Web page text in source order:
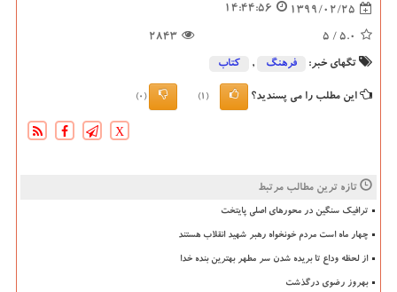
1399/02/25
14:44:56
5.0
/ 5
2843
تگهای خبر: فرهنگ , كتاب
این مطلب را می پسندید؟ (1)
(0)
X
تازه ترین مطالب مرتبط
ترافیک سنگین در محورهای اصلی پایتخت
چهار ماه است مردم خونخواه رهبر شهید انقلاب هستند
از لحظه وداع تا بریده شدن سر مطهر بهترین بنده خدا
بهروز رضوی درگذشت